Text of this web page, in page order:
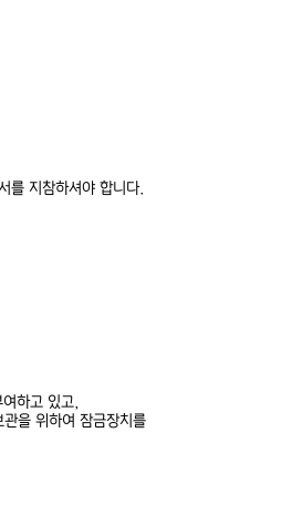
지참하셔야 합니다.
하고 있고,
을 위하여 잠금장치를